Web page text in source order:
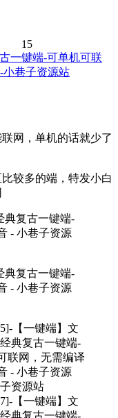
15
网，单机的话就少了
较多的端，特发小白